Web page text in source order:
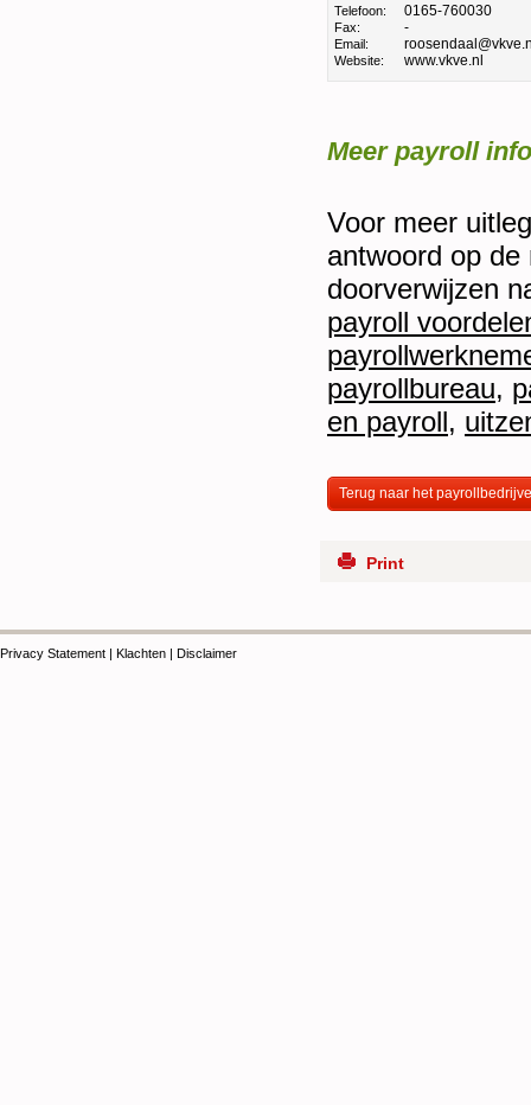
Telefoon: 0165-760030
Fax: -
Email:
Website: www.vkve.nl
Meer payroll
Voor meer
antwoord op
doorverwijzen
payroll
payrollbureau,
en payroll,
Terug naar het
Print
Privacy Statement | Klachten | Disclaimer